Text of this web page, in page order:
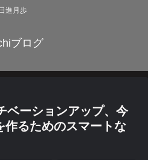
日進月歩
ブログ
ベーションアップ、今
作るためのスマートな